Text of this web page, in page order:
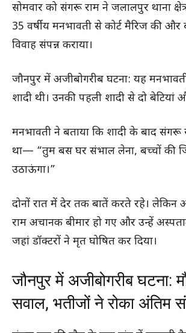
सोमवार को संगरू राम ने जलालपुर थाना
35 वर्षीय मनभावती से कोर्ट मैरिज की और
विवाह संपन्न कराया।
जौनपुर में अजीबोगरीब घटना: यह
शादी थी। उनकी पहली शादी से दो बेटियां
मनभावती ने बताया कि शादी के बाद संगरू
था— “तुम बस घर संभाल लेना, बच्चों की
उठाऊंगा।”
दोनों रात में देर तक बातें करते रहे।
राम अचानक बीमार हो गए और उन्हें
जहां डॉक्टरों ने मृत घोषित कर दिया।
जौनपुर में अजीबोगरीब घटना:
सवाल, भतीजों ने रोका अंतिम